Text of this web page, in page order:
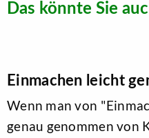
Das könnte Sie
Einmachen leicht
Wenn man von
genau genommen von